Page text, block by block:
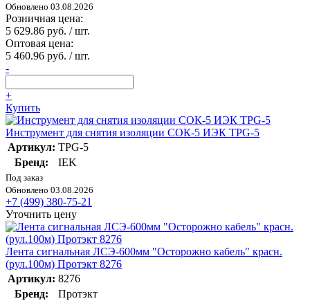
Обновлено 03.08.2026
Розничная цена:
5 629.86 руб. / шт.
Оптовая цена:
5 460.96 руб. / шт.
-
+
Купить
Инструмент для снятия изоляции СОК-5 ИЭК TPG-5
Артикул: TPG-5
Бренд:
IEK
Под заказ
Обновлено 03.08.2026
+7 (499) 380-75-21
Уточнить цену
Лента сигнальная ЛСЭ-600мм "Осторожно кабель" красн.
(рул.100м) Протэкт 8276
Артикул: 8276
Бренд:
Протэкт